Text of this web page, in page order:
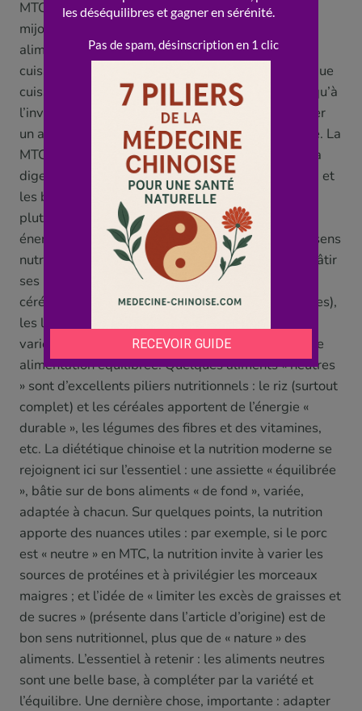
MTC : une cuisson douce et « tiède » (à la vapeur,
mijotée, à l’étouffée) « respecte » la neutralité des
aliments et les rend « digestes », tandis qu’une
cuisson très « réchauffante » (friture, grillade, longue
cuisson au four) « réchauffe » un peu l’aliment, et qu’à
l’inverse le « cru » le rend plus « froid ». Pour garder
un aliment « neutre », une cuisson douce est idéale. La
MTC valorise aussi la mastication (qui « facilite » la
digestion et « réchauffe » doucement les aliments) et
les bonnes associations (des repas « équilibrés »
plutôt que des excès). Voilà pour la logique «
énergétique ». Mais gardons, en parallèle, le bon sens
nutritionnel, qui rejoint largement ces principes. Bâtir
ses repas sur des aliments « de base » comme les
céréales (idéalement complètes ou semi-complètes),
les légumes, les légumineuses et des protéines
variées, c’est précisément ce que recommande une
alimentation équilibrée. Quelques aliments « neutres
» sont d’excellents piliers nutritionnels : le riz (surtout
complet) et les céréales apportent de l’énergie «
durable », les légumes des fibres et des vitamines,
etc. La diététique chinoise et la nutrition moderne se
rejoignent ici sur l’essentiel : une assiette « équilibrée
», bâtie sur de bons aliments « de fond », variée,
adaptée à chacun. Sur quelques points, la nutrition
apporte des nuances utiles : par exemple, si le porc
est « neutre » en MTC, la nutrition invite à varier les
sources de protéines et à privilégier les morceaux
maigres ; et l’idée de « limiter les excès de graisses et
de sucres » (présente dans l’article d’origine) est de
bon sens nutritionnel, plus que de « nature » des
aliments. L’essentiel à retenir : les aliments neutres
sont une belle base, à compléter par la variété et
l’équilibre. Une dernière chose, importante : adapter